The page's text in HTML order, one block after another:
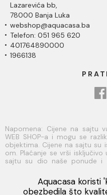
Lazarevića bb,
78000 Banja Luka
webshop@aquacasa.ba
Telefon: 051 965 620
401764890000
1966138
Napomena: Cijene na sajtu
WEB SHOP-a i mogu se
objektima. Cijene na sajtu su
om. Plaćanje se vrši isključivo
sajtu su dio naše ponude i
su postavljeni tako da što
proizvod ali ne možemo
kompletne i bez grešaka.
Aquacasa koristi
obezbedila što